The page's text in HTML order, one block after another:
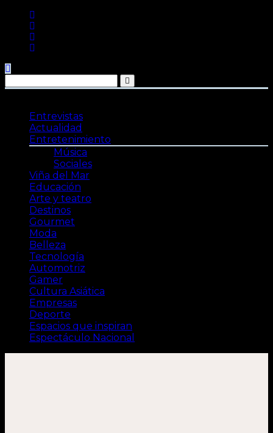
contenido
Entrevistas
Actualidad
Entretenimiento
Música
Sociales
Viña del Mar
Educación
Arte y teatro
Destinos
Gourmet
Moda
Belleza
Tecnología
Automotriz
Gamer
Cultura Asiática
Empresas
Deporte
Espacios que inspiran
Espectáculo Nacional